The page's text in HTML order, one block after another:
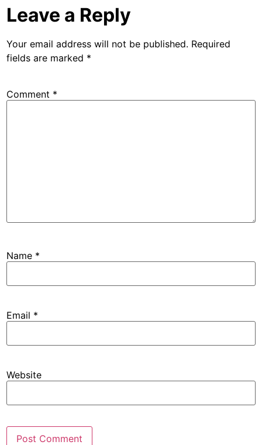
Leave a Reply
Your email address will not be published. Required
fields are marked *
Comment *
Name *
Email *
Website